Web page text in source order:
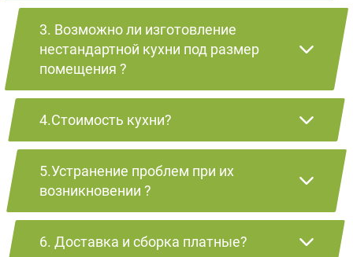
3. Возможно ли изготовление
нестандартной кухни под размер
помещения ?
4.Стоимость кухни?
5.Устранение проблем при их
возникновении ?
6. Доставка и сборка платные?